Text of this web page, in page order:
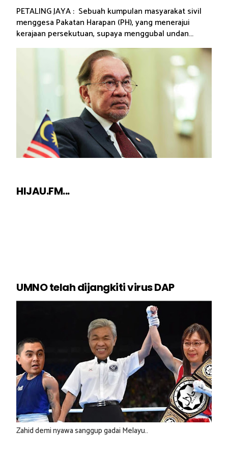
PETALING JAYA : Sebuah kumpulan masyarakat sivil
menggesa Pakatan Harapan (PH), yang menerajui
kerajaan persekutuan, supaya menggubal undan...
HIJAU.FM...
UMNO telah dijangkiti virus DAP
Zahid demi nyawa sanggup gadai Melayu..